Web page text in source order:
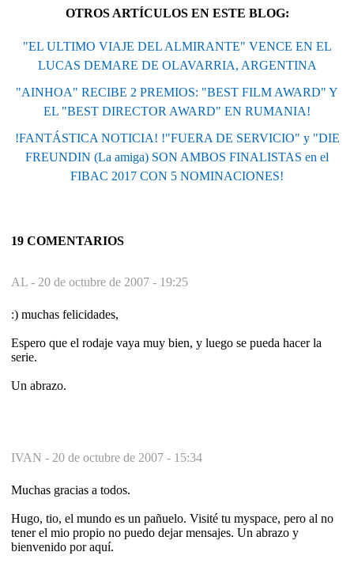
OTROS ARTÍCULOS EN ESTE BLOG:
"EL ULTIMO VIAJE DEL ALMIRANTE" VENCE EN EL
LUCAS DEMARE DE OLAVARRIA, ARGENTINA
"AINHOA" RECIBE 2 PREMIOS: "BEST FILM AWARD" Y
EL "BEST DIRECTOR AWARD" EN RUMANIA!
!FANTÁSTICA NOTICIA! !"FUERA DE SERVICIO" y "DIE
FREUNDIN (La amiga) SON AMBOS FINALISTAS en el
FIBAC 2017 CON 5 NOMINACIONES!
19 COMENTARIOS
AL - 20 de octubre de 2007 - 19:25
:) muchas felicidades,
Espero que el rodaje vaya muy bien, y luego se pueda hacer la
serie.
Un abrazo.
IVAN - 20 de octubre de 2007 - 15:34
Muchas gracias a todos.
Hugo, tio, el mundo es un pañuelo. Visité tu myspace, pero al no
tener el mio propio no puedo dejar mensajes. Un abrazo y
bienvenido por aquí.